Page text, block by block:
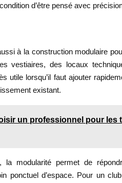
d’être pensé avec
à la construction modulaire
vestiaires, des locaux
utile lorsqu’il faut ajouter
existant.
un professionnel pour les
la modularité permet de
ponctuel d’espace. Pour un